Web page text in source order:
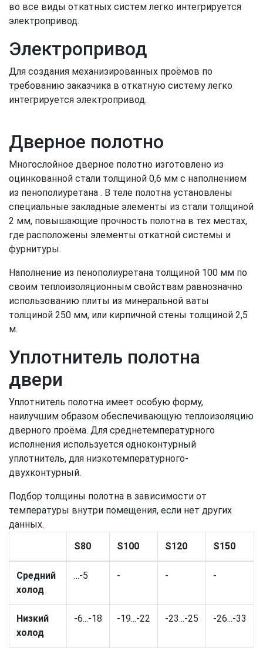
во все виды откатных систем легко интегрируется
электропривод.
Электропривод
Для создания механизированных проёмов по
требованию заказчика в откатную систему легко
интегрируется электропривод.
Дверное полотно
Многослойное дверное полотно изготовлено из
оцинкованной стали толщиной 0,6 мм с наполнением
из пенополиуретана . В теле полотна установлены
специальные закладные элементы из стали толщиной
2 мм, повышающие прочность полотна в тех местах,
где расположены элементы откатной системы и
фурнитуры.
Наполнение из пенополиуретана толщиной 100 мм по
своим теплоизоляционным свойствам равнозначно
использованию плиты из минеральной ваты
толщиной 250 мм, или кирпичной стены толщиной 2,5
м.
Уплотнитель полотна
двери
Уплотнитель полотна имеет особую форму,
наилучшим образом обеспечивающую теплоизоляцию
дверного проёма. Для среднетемпературного
исполнения используется одноконтурный
уплотнитель, для низкотемпературного-
двухконтурный.
Подбор толщины полотна в зависимости от
температуры внутри помещения, если нет других
данных.
S80
S100 S120 S150
Средний
холод
...-5 - - -
Низкий
холод
-6...-18 -19...-22 -23...-25 -26...-33